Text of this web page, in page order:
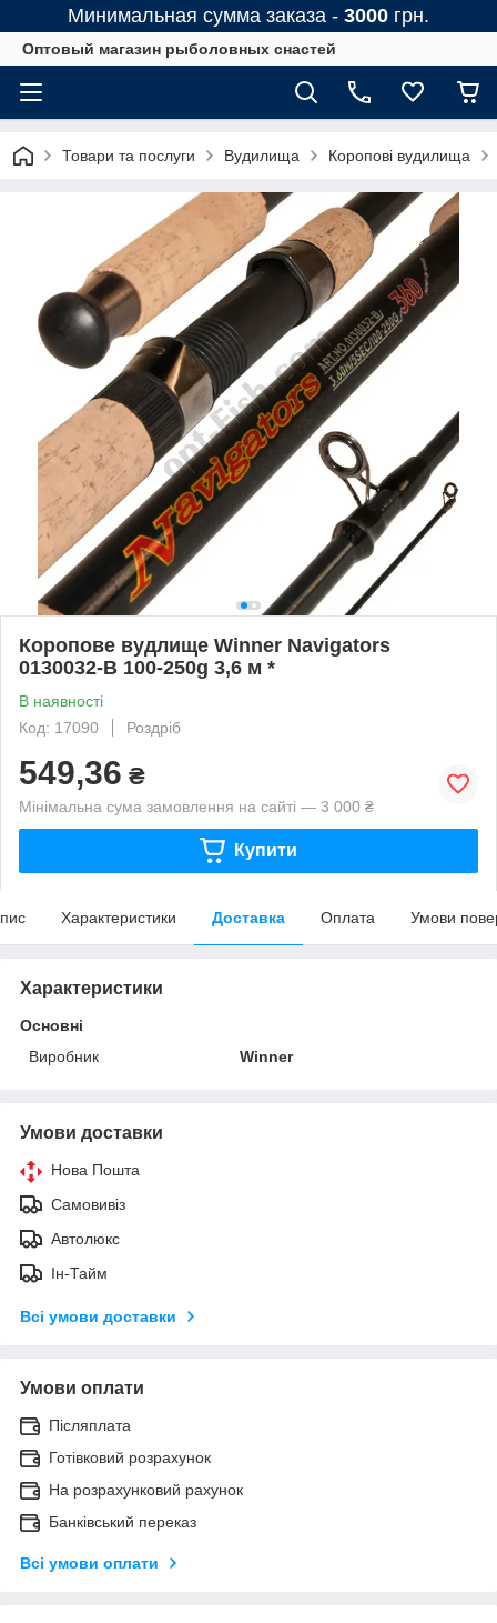
Минимальная сумма заказа - 3000 грн.
Оптовый магазин рыболовных снастей
Товари та послуги Вудилища Коропові вудилища
Коропове вудлище Winner Navigators
0130032-B 100-250g 3,6 м *
В наявності
Код: 17090
Роздріб
549,36 ₴
Мінімальна сума замовлення на сайті — 3 000 ₴
Купити
Характеристики Доставка Оплата Умови
Характеристики
Основні
Виробник
Winner
Умови доставки
Нова Пошта
Самовивіз
Автолюкс
Ін-Тайм
Всі умови доставки
Умови оплати
Післяплата
Готівковий розрахунок
На розрахунковий рахунок
Банківський переказ
Всі умови оплати